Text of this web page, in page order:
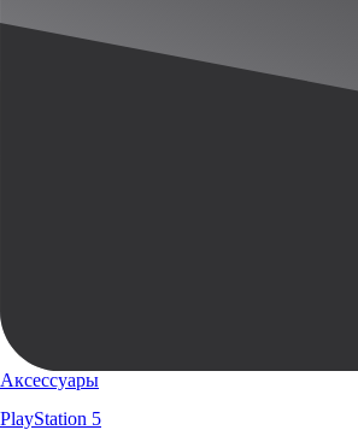
Аксессуары
PlayStation 5